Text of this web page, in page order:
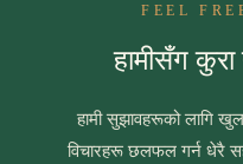
FEEL
हामीसँग
हामी सुझावहरूको लागि
विचारहरू छलफल गर्न धेरै